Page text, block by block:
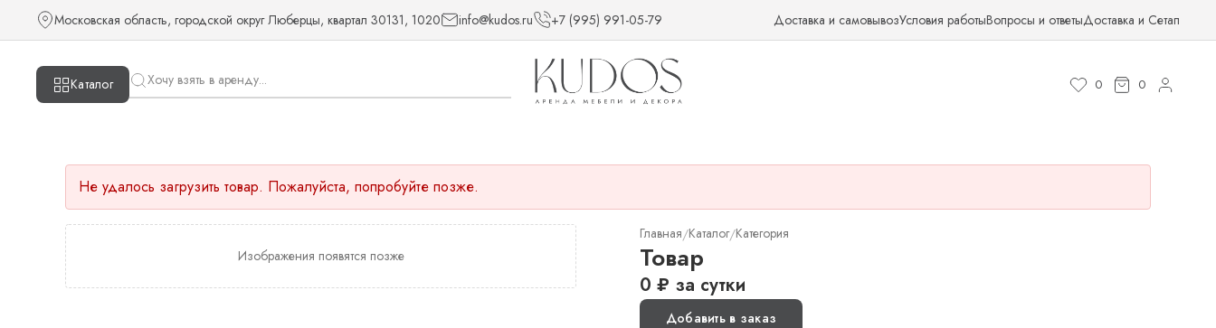
Московская область, городской округ Люберцы, квартал 30131, 1020 info@kudos.ru +7 (995) 991-05-79 Доставка и самовывозУсловия работыВопросы и ответыДоставка и Сетап
Каталог 0 0
Не удалось загрузить товар. Пожалуйста, попробуйте позже.
Изображения появятся позже
Главная/Каталог/Категория
Товар
0 ₽ за сутки
Добавить в заказ